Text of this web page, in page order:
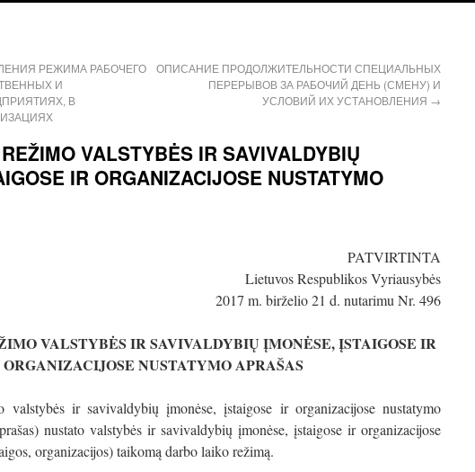
РЕЖИМА РАБОЧЕГО
И
В
ОПИСАНИЕ ПРОДОЛЖИТЕЛЬНОСТИ СПЕЦИАЛЬНЫХ
ПЕРЕРЫВОВ ЗА РАБОЧИЙ ДЕНЬ (СМЕНУ) И
УСЛОВИЙ ИХ УСТАНОВЛЕНИЯ →
VALSTYBĖS IR SAVIVALDYBIŲ
IR ORGANIZACIJOSE NUSTATYMO
PATVIRTINTA
Lietuvos Respublikos Vyriausybės
2017 m. birželio 21 d. nutarimu Nr. 496
VALSTYBĖS IR SAVIVALDYBIŲ ĮMONĖSE, ĮSTAIGOSE IR
ORGANIZACIJOSE NUSTATYMO APRAŠAS
valstybės ir savivaldybių įmonėse, įstaigose ir organizacijose nustatymo
nustato valstybės ir savivaldybių įmonėse, įstaigose ir organizacijose
organizacijos) taikomą darbo laiko režimą.